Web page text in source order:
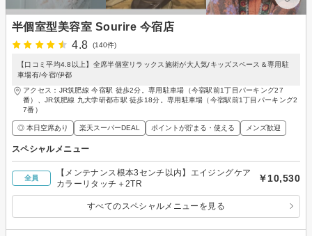
半個室型美容室 Sourire 今宿店
4.8
(140件)
【口コミ平均4.8以上】全席半個室リラックス施術が大人気/キッズスペース＆専用駐
車場有/今宿/伊都
アクセス：JR筑肥線 今宿駅 徒歩2分。専用駐車場（今宿駅前1丁目パーキング27
番）、JR筑肥線 九大学研都市駅 徒歩18分。専用駐車場（今宿駅前1丁目パーキング2
7番）
◎ 本日空席あり 楽天スーパーDEAL ポイントが貯まる・使える メンズ歓迎
スペシャルメニュー
全員
【メンテナンス根本3センチ以内】エイジングケア
カラーリタッチ＋2TR
￥10,530
すべてのスペシャルメニューを見る